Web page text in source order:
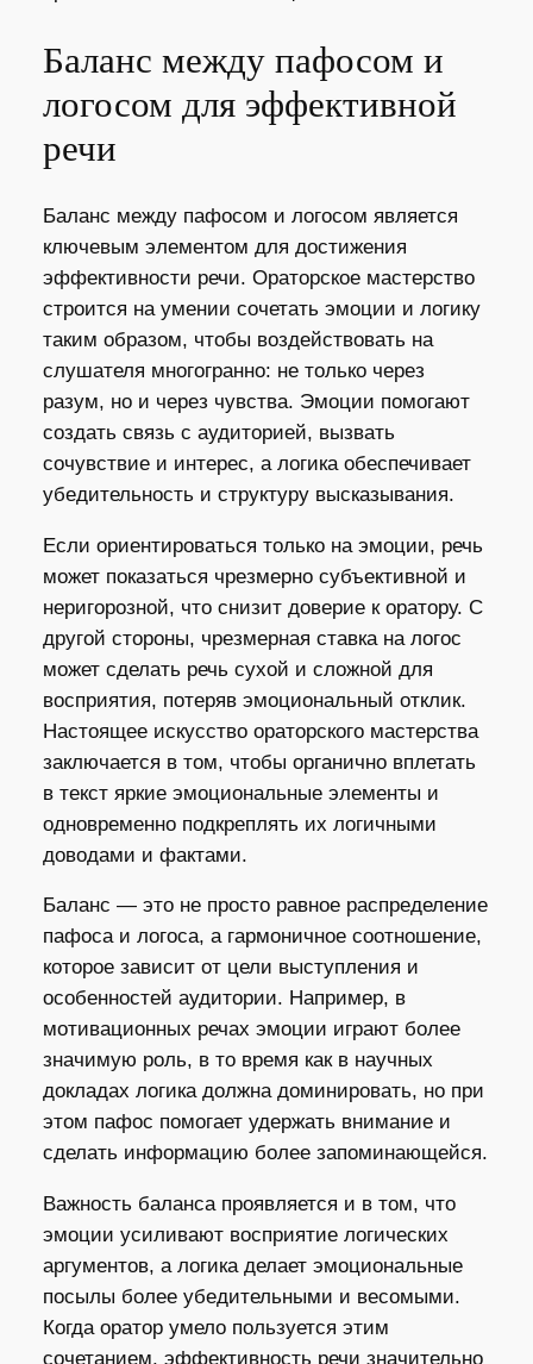
Баланс между пафосом и
логосом для эффективной
речи
Баланс между пафосом и логосом является
ключевым элементом для достижения
эффективности речи. Ораторское мастерство
строится на умении сочетать эмоции и логику
таким образом, чтобы воздействовать на
слушателя многогранно: не только через
разум, но и через чувства. Эмоции помогают
создать связь с аудиторией, вызвать
сочувствие и интерес, а логика обеспечивает
убедительность и структуру высказывания.
Если ориентироваться только на эмоции, речь
может показаться чрезмерно субъективной и
неригорозной, что снизит доверие к оратору. С
другой стороны, чрезмерная ставка на логос
может сделать речь сухой и сложной для
восприятия, потеряв эмоциональный отклик.
Настоящее искусство ораторского мастерства
заключается в том, чтобы органично вплетать
в текст яркие эмоциональные элементы и
одновременно подкреплять их логичными
доводами и фактами.
Баланс — это не просто равное распределение
пафоса и логоса, а гармоничное соотношение,
которое зависит от цели выступления и
особенностей аудитории. Например, в
мотивационных речах эмоции играют более
значимую роль, в то время как в научных
докладах логика должна доминировать, но при
этом пафос помогает удержать внимание и
сделать информацию более запоминающейся.
Важность баланса проявляется и в том, что
эмоции усиливают восприятие логических
аргументов, а логика делает эмоциональные
посылы более убедительными и весомыми.
Когда оратор умело пользуется этим
сочетанием, эффективность речи значительно